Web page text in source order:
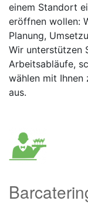
einem Standort
eröffnen wollen:
Planung,
Wir unterstützen
Arbeitsabläufe,
wählen mit
aus.